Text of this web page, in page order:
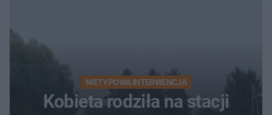
NIETYPOWA INTERWENCJA
Kobieta rodziła na stacji